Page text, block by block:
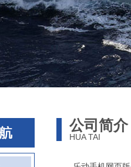
公司简介
HUA TAI